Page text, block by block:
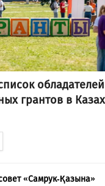
обладателей
грантов в
«Самрук-Қазына»